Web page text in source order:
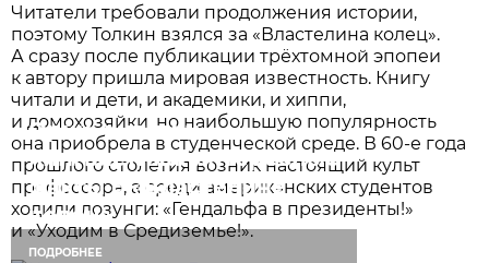
Читатели требовали продолжения истории,
поэтому Толкин взялся за «Властелина колец».
А сразу после публикации трёхтомной эпопеи
к автору пришла мировая известность. Книгу
читали и дети, и академики, и хиппи,
и домохозяйки, но наибольшую популярность
она приобрела в студенческой среде. В 60-е года
прошлого столетия возник настоящий культ
профессора, а среди американских студентов
ходили лозунги: «Гендальфа в президенты!»
и «Уходим в Средиземье!».
Орки, хиппи и
лингвистика: интересные
факты о «Властелине
колец»
ПОДРОБНЕЕ